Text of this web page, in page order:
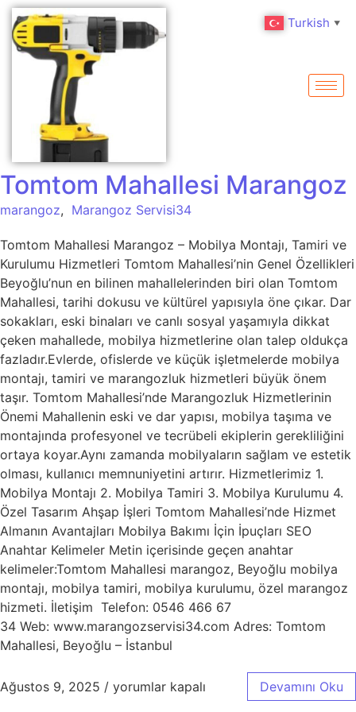
Tomtom Mahallesi Marangoz
marangoz, Marangoz Servisi34
Tomtom Mahallesi Marangoz – Mobilya Montajı, Tamiri ve
Kurulumu Hizmetleri Tomtom Mahallesi’nin Genel Özellikleri
Beyoğlu’nun en bilinen mahallelerinden biri olan Tomtom
Mahallesi, tarihi dokusu ve kültürel yapısıyla öne çıkar. Dar
sokakları, eski binaları ve canlı sosyal yaşamıyla dikkat
çeken mahallede, mobilya hizmetlerine olan talep oldukça
fazladır.Evlerde, ofislerde ve küçük işletmelerde mobilya
montajı, tamiri ve marangozluk hizmetleri büyük önem
taşır. Tomtom Mahallesi’nde Marangozluk Hizmetlerinin
Önemi Mahallenin eski ve dar yapısı, mobilya taşıma ve
montajında profesyonel ve tecrübeli ekiplerin gerekliliğini
ortaya koyar.Aynı zamanda mobilyaların sağlam ve estetik
olması, kullanıcı memnuniyetini artırır. Hizmetlerimiz 1.
Mobilya Montajı 2. Mobilya Tamiri 3. Mobilya Kurulumu 4.
Özel Tasarım Ahşap İşleri Tomtom Mahallesi’nde Hizmet
Almanın Avantajları Mobilya Bakımı İçin İpuçları SEO
Anahtar Kelimeler Metin içerisinde geçen anahtar
kelimeler:Tomtom Mahallesi marangoz, Beyoğlu mobilya
montajı, mobilya tamiri, mobilya kurulumu, özel marangoz
hizmeti. İletişim Telefon: 0546 466 67
34 Web: www.marangozservisi34.com Adres: Tomtom
Mahallesi, Beyoğlu – İstanbul
Ağustos 9, 2025 / yorumlar kapalı Devamını Oku
Turkish ▼